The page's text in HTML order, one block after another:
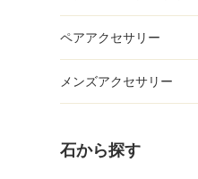
ペアアクセサリー
メンズアクセサリー
石から探す